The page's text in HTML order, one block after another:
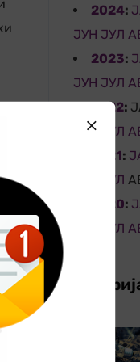
2024:
ЈУН ЈУЛ
2023:
ЈУН ЈУЛ
2022:
ЈУН
ЈУЛ
2021:
ЈУЛ
2020:
ЈУЛ